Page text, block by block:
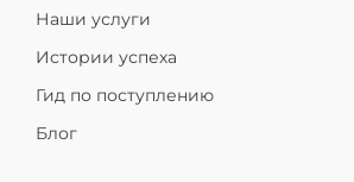
Наши услуги
Истории успеха
Гид по поступлению
Блог